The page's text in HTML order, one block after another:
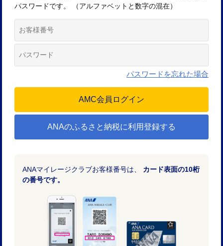
パスワードです。 （アルファベットと数字の混在）
パスワードを忘れた場合
ANAのふるさと納税に利用登録する
ANAマイレージクラブお客様番号は、 カード表面の10桁
の番号です。